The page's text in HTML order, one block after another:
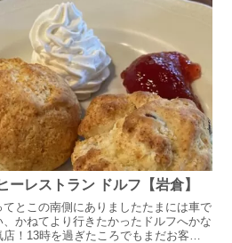
ーレストラン ドルフ【岩倉】
とこの南側にありましたたまには車で
かねてより行きたかったドルフへかな
！13時を過ぎたころでもまだお客さ